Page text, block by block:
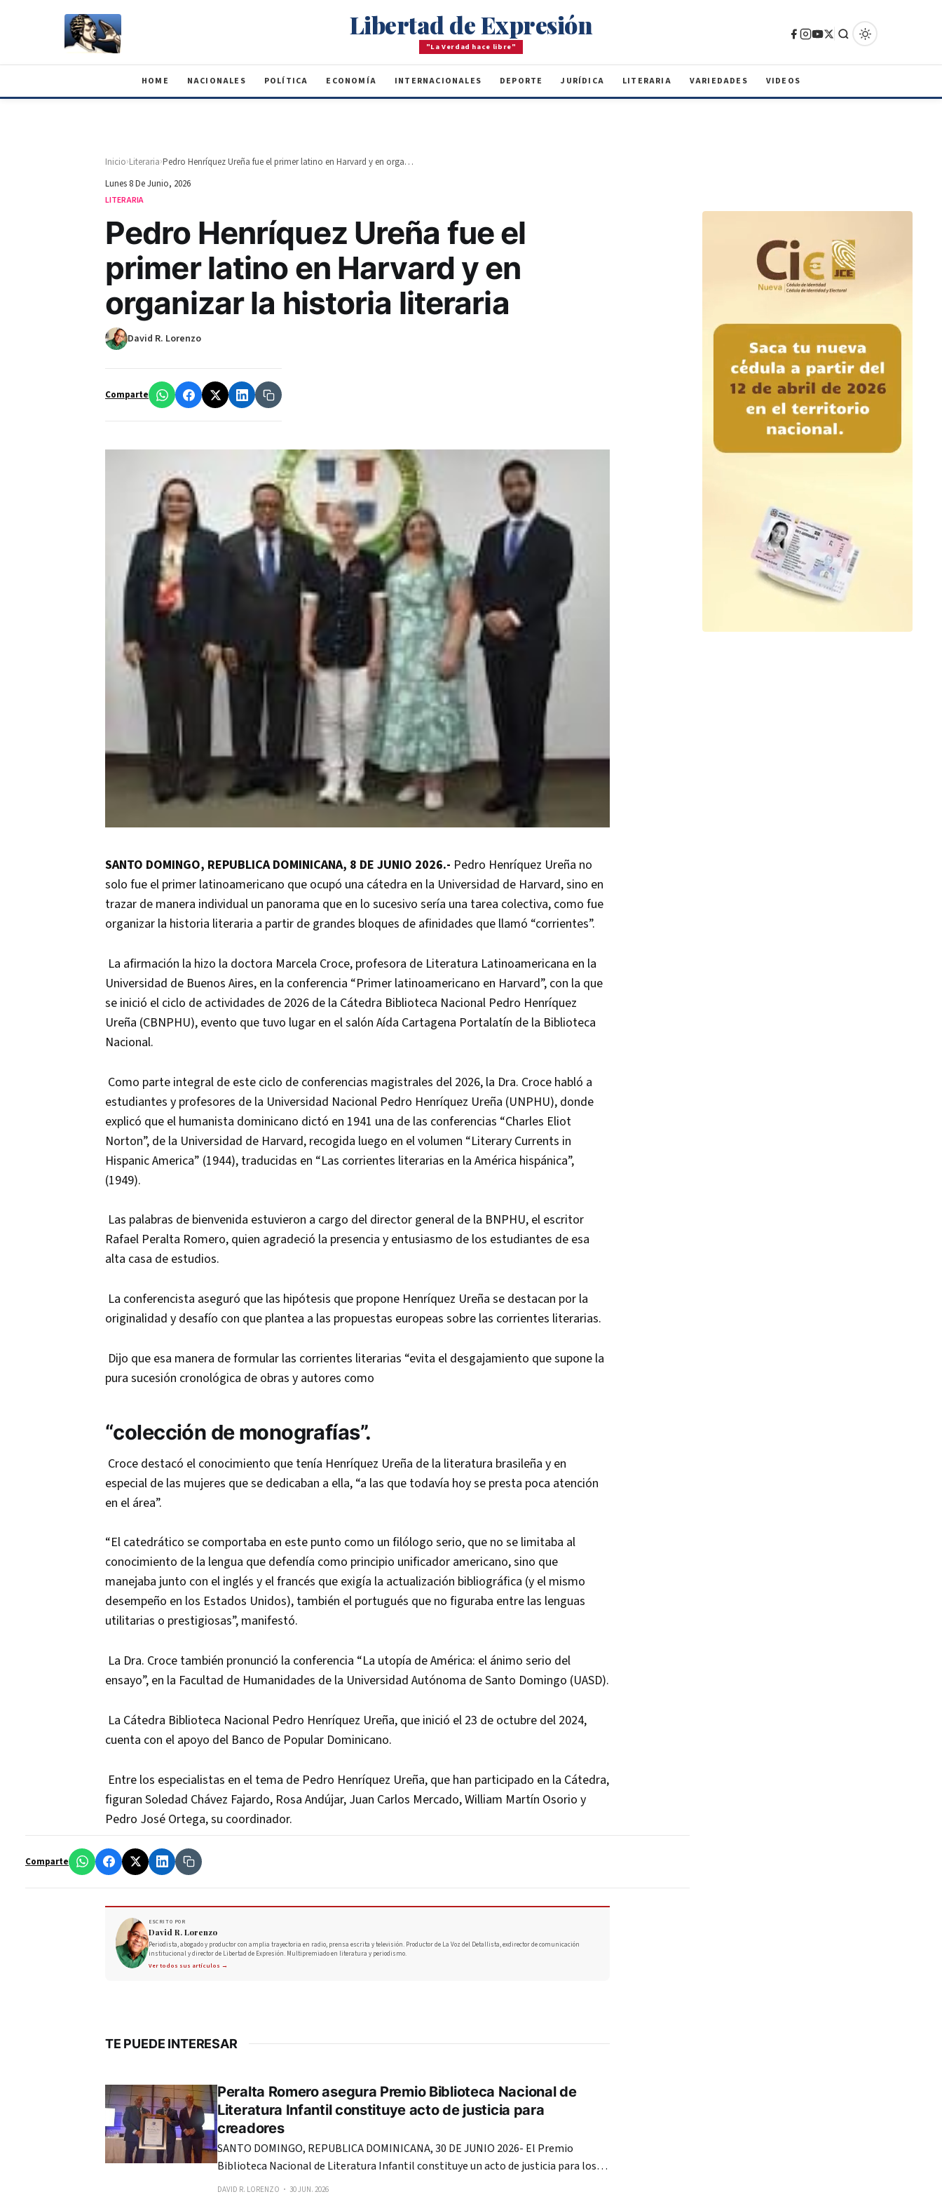
Libertad de Expresión
"La Verdad hace libre"
HOME NACIONALES POLÍTICA ECONOMÍA INTERNACIONALES DEPORTE JURÍDICA LITERARIA VARIEDADES VIDEOS
Inicio›Literaria›
Pedro Henríquez Ureña fue el primer latino en Harvard y en organizar la historia literaria
Lunes 8 De Junio, 2026
LITERARIA
Pedro Henríquez Ureña fue el
primer latino en Harvard y en
organizar la historia literaria
David R. Lorenzo
Comparte
SANTO DOMINGO, REPUBLICA DOMINICANA, 8 DE JUNIO 2026.- Pedro Henríquez Ureña no
solo fue el primer latinoamericano que ocupó una cátedra en la Universidad de Harvard, sino en
trazar de manera individual un panorama que en lo sucesivo sería una tarea colectiva, como fue
organizar la historia literaria a partir de grandes bloques de afinidades que llamó “corrientes”.
La afirmación la hizo la doctora Marcela Croce, profesora de Literatura Latinoamericana en la
Universidad de Buenos Aires, en la conferencia “Primer latinoamericano en Harvard”, con la que
se inició el ciclo de actividades de 2026 de la Cátedra Biblioteca Nacional Pedro Henríquez
Ureña (CBNPHU), evento que tuvo lugar en el salón Aída Cartagena Portalatín de la Biblioteca
Nacional.
Como parte integral de este ciclo de conferencias magistrales del 2026, la Dra. Croce habló a
estudiantes y profesores de la Universidad Nacional Pedro Henríquez Ureña (UNPHU), donde
explicó que el humanista dominicano dictó en 1941 una de las conferencias “Charles Eliot
Norton”, de la Universidad de Harvard, recogida luego en el volumen “Literary Currents in
Hispanic America” (1944), traducidas en “Las corrientes literarias en la América hispánica”,
(1949).
Las palabras de bienvenida estuvieron a cargo del director general de la BNPHU, el escritor
Rafael Peralta Romero, quien agradeció la presencia y entusiasmo de los estudiantes de esa
alta casa de estudios.
La conferencista aseguró que las hipótesis que propone Henríquez Ureña se destacan por la
originalidad y desafío con que plantea a las propuestas europeas sobre las corrientes literarias.
Dijo que esa manera de formular las corrientes literarias “evita el desgajamiento que supone la
pura sucesión cronológica de obras y autores como
“colección de monografías”.
Croce destacó el conocimiento que tenía Henríquez Ureña de la literatura brasileña y en
especial de las mujeres que se dedicaban a ella, “a las que todavía hoy se presta poca atención
en el área”.
“El catedrático se comportaba en este punto como un filólogo serio, que no se limitaba al
conocimiento de la lengua que defendía como principio unificador americano, sino que
manejaba junto con el inglés y el francés que exigía la actualización bibliográfica (y el mismo
desempeño en los Estados Unidos), también el portugués que no figuraba entre las lenguas
utilitarias o prestigiosas”, manifestó.
La Dra. Croce también pronunció la conferencia “La utopía de América: el ánimo serio del
ensayo”, en la Facultad de Humanidades de la Universidad Autónoma de Santo Domingo (UASD).
La Cátedra Biblioteca Nacional Pedro Henríquez Ureña, que inició el 23 de octubre del 2024,
cuenta con el apoyo del Banco de Popular Dominicano.
Entre los especialistas en el tema de Pedro Henríquez Ureña, que han participado en la Cátedra,
figuran Soledad Chávez Fajardo, Rosa Andújar, Juan Carlos Mercado, William Martín Osorio y
Pedro José Ortega, su coordinador.
Comparte
ESCRITO POR
David R. Lorenzo
Periodista, abogado y productor con amplia trayectoria en radio, prensa escrita y televisión. Productor de La Voz del Detallista, exdirector de comunicación
institucional y director de Libertad de Expresión. Multipremiado en literatura y periodismo.
Ver todos sus artículos →
TE PUEDE INTERESAR
Peralta Romero asegura Premio Biblioteca Nacional de
Literatura Infantil constituye acto de justicia para
creadores
SANTO DOMINGO, REPUBLICA DOMINICANA, 30 DE JUNIO 2026- El Premio
Biblioteca Nacional de Literatura Infantil constituye un acto de justicia para los
creadores de obras destinadas a la población menuda y la escogencia de César
DAVID R. LORENZO 30 JUN. 2026